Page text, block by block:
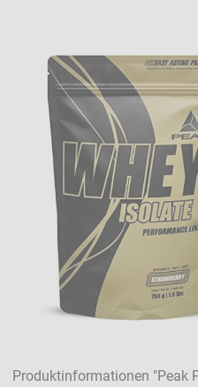
Produktinformationen "Peak